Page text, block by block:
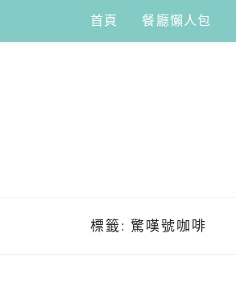
content
首頁 餐廳懶人包
標籤: 驚嘆號咖啡